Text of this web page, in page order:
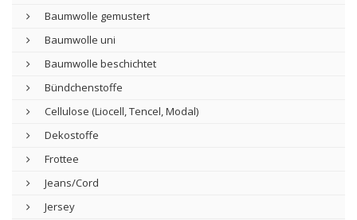
Baumwolle gemustert
Baumwolle uni
Baumwolle beschichtet
Bündchenstoffe
Cellulose (Liocell, Tencel, Modal)
Dekostoffe
Frottee
Jeans/Cord
Jersey